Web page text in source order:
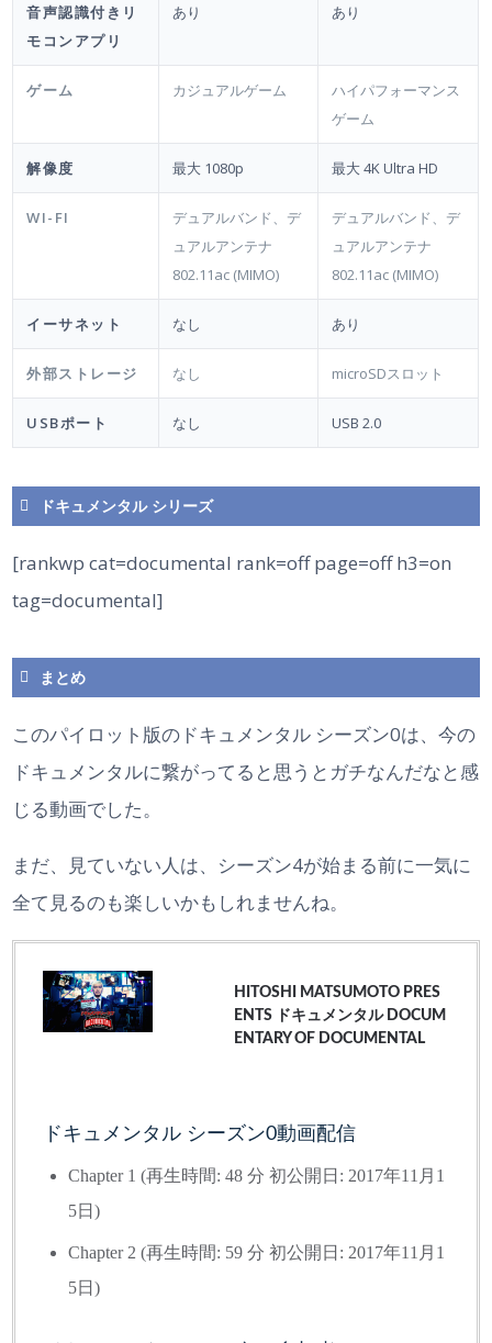
音声認識付きリ
モコンアプリ
あり あり
ゲーム カジュアルゲーム
ハイパフォーマンス
ゲーム
解像度 最大 1080p 最大 4K Ultra HD
WI-FI
デュアルバンド、デ
ュアルアンテナ
802.11ac (MIMO)
デュアルバンド、デ
ュアルアンテナ
802.11ac (MIMO)
イーサネット なし あり
外部ストレージ なし microSDスロット
USBポート なし USB 2.0
ドキュメンタル シリーズ
[rankwp cat=documental rank=off page=off h3=on
tag=documental]
まとめ
このパイロット版のドキュメンタル シーズン0は、今の
ドキュメンタルに繋がってると思うとガチなんだなと感
じる動画でした。
まだ、見ていない人は、シーズン4が始まる前に一気に
全て見るのも楽しいかもしれませんね。
HITOSHI MATSUMOTO PRES
ENTS ドキュメンタル DOCUM
ENTARY OF DOCUMENTAL
ドキュメンタル シーズン0動画配信
Chapter 1 (再生時間: 48 分 初公開日: 2017年11月1
5日)
Chapter 2 (再生時間: 59 分 初公開日: 2017年11月1
5日)